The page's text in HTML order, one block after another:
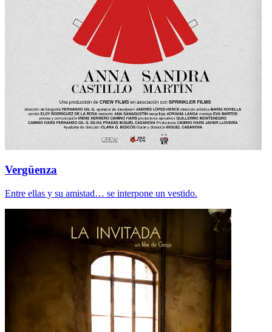
Vergüenza
Entre ellas y su amistad… se interpone un vestido.